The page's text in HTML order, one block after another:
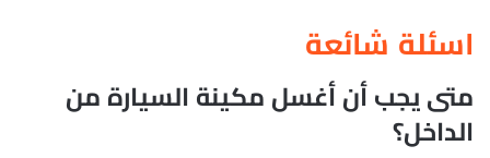
اسئلة شائعة
متى يجب أن أغسل مكينة السيارة من
الداخل؟